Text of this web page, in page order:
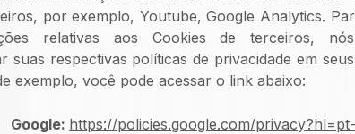
por exemplo, Youtube, Google Analytics.
relativas aos Cookies de terceiros, nós
suas respectivas políticas de privacidade em
exemplo, você pode acessar o link abaixo:
Google: https://policies.google.com/